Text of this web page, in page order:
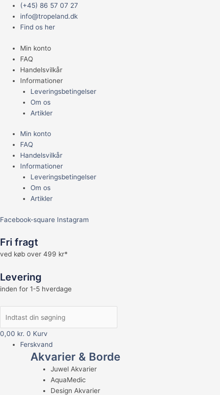
indholdet
(+45) 86 57 07 27
info@tropeland.dk
Find os her
Min konto
FAQ
Handelsvilkår
Informationer
Leveringsbetingelser
Om os
Artikler
Min konto
FAQ
Handelsvilkår
Informationer
Leveringsbetingelser
Om os
Artikler
Facebook-square Instagram
Fri fragt
ved køb over 499 kr*
Levering
inden for 1-5 hverdage
0,00 kr. 0 Kurv
Main
Menu
Ferskvand
Akvarier & Borde
Juwel Akvarier
AquaMedic
Design Akvarier
Hygrophila
pinnatifida
(potte)